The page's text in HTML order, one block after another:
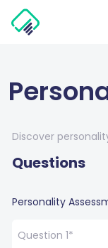
Discover
Questions
Personality
Question 1*